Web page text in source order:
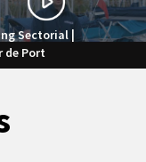
Sectorial |
de Port